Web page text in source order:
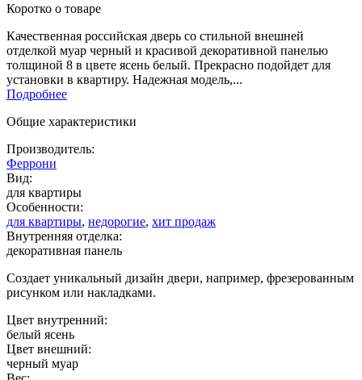
Коротко о товаре
Качественная российская дверь со стильной внешней
отделкой муар черный и красивой декоративной панелью
толщиной 8 в цвете ясень белый. Прекрасно подойдет для
установки в квартиру. Надежная модель,...
Подробнее
Общие характеристики
Производитель:
Феррони
Вид:
для квартиры
Особенности:
для квартиры, недорогие, хит продаж
Внутренняя отделка:
декоративная панель
Создает уникальный дизайн двери, например, фрезерованным
рисунком или накладками.
Цвет внутренний:
белый ясень
Цвет внешний:
черный муар